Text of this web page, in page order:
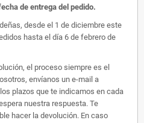
de entrega del pedido.
desde el 1 de diciembre este
hasta el día 6 de febrero de
el proceso siempre es el
envíanos un e-mail a
plazos que te indicamos en cada
nuestra respuesta. Te
hacer la devolución. En caso